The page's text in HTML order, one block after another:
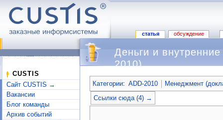
статья обсуждение
CUSTIS
Сайт CUSTIS →
Вакансии
Блог команды
Архив событий
Деньги и
2010)
Категории: ADD-2010
Менеджмент
Ссылки сюда (4) →